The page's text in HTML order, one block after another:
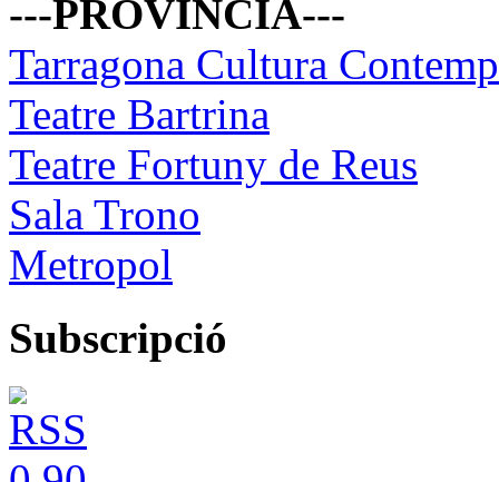
---PROVINCIA---
Tarragona Cultura
Teatre Bartrina
Teatre Fortuny de Reus
Sala Trono
Metropol
Subscripció